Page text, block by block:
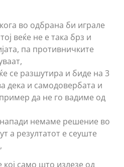
во одбрана би играле
веќе не е така брз и
па противничките
се разшутира и биде на 3
дека и самодовербата и
да не го вадиме од
немаме решение во
а резултатот е сеуште
само што излезе од